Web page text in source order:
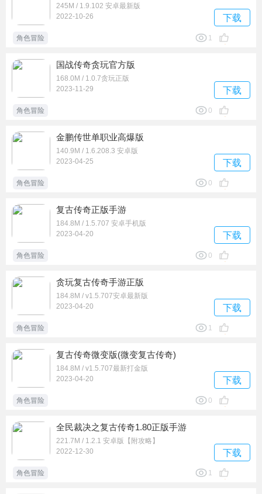
245M / 1.9.102 安卓最新版
2022-10-26
下载
角色冒险 1
国战传奇贪玩官方版
168.0M / 1.0.7贪玩正版
2023-11-29
下载
角色冒险 0
金鹏传世单职业高爆版
140.9M / 1.6.208.3 安卓版
2023-04-25
下载
角色冒险 0
复古传奇正版手游
184.8M / 1.5.707 安卓手机版
2023-04-20
下载
角色冒险 0
贪玩复古传奇手游正版
184.8M / v1.5.707安卓最新版
2023-04-20
下载
角色冒险 1
复古传奇微变版(微变复古传奇)
184.8M / v1.5.707最新打金版
2023-04-20
下载
角色冒险 0
全民裁决之复古传奇1.80正版手游
221.7M / 1.2.1 安卓版【附攻略】
2022-12-30
下载
角色冒险 1